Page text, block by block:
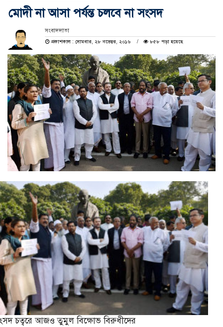
মোদী না আসা পর্যন্ত চলবে না সংসদ
সংবাদদাতা
প্রকাশকাল : সোমবার, ২৮ নভেম্বর, ২০১৬
৮৫৮ পড়া হয়েছে
চত্বরে আজও তুমুল বিক্ষোভ বিরুধীদের